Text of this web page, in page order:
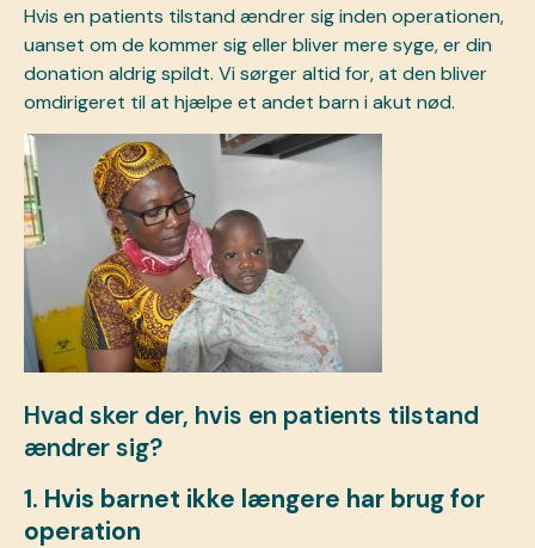
Hvis en patients tilstand ændrer sig inden operationen,
uanset om de kommer sig eller bliver mere syge, er din
donation aldrig spildt. Vi sørger altid for, at den bliver
omdirigeret til at hjælpe et andet barn i akut nød.
Hvad sker der, hvis en patients tilstand
ændrer sig?
1. Hvis barnet ikke længere har brug for
operation